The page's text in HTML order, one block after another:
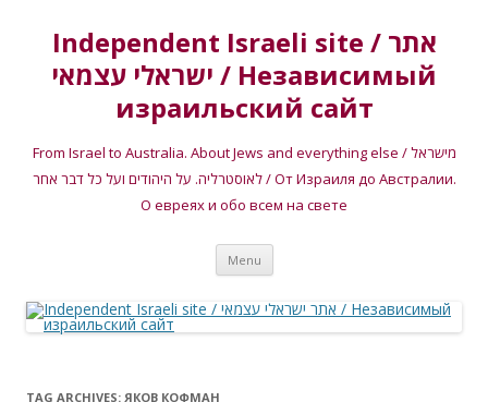
Independent Israeli site / אתר
ישראלי עצמאי / Независимый
израильский сайт
From Israel to Australia. About Jews and everything else / מישראל
לאוסטרליה. על היהודים ועל כל דבר אחר / От Израиля до Австралии.
О евреях и обо всем на свете
Menu Skip
content
TAG ARCHIVES: ЯКОВ КОФМАН